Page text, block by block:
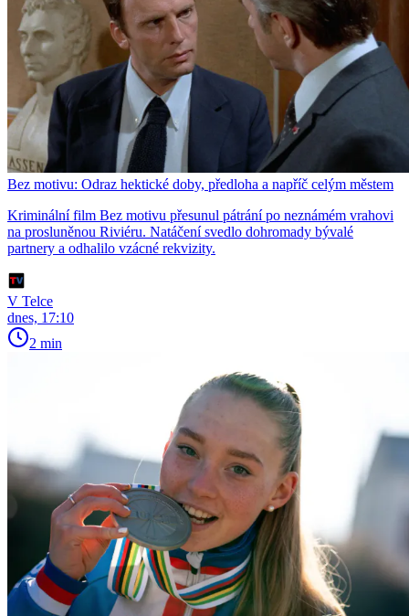
Bez motivu: Odraz hektické doby, předloha a napříč celým městem
Kriminální film Bez motivu přesunul pátrání po neznámém vrahovi
na prosluněnou Riviéru. Natáčení svedlo dohromady bývalé
partnery a odhalilo vzácné rekvizity.
V Telce
dnes, 17:10
2 min